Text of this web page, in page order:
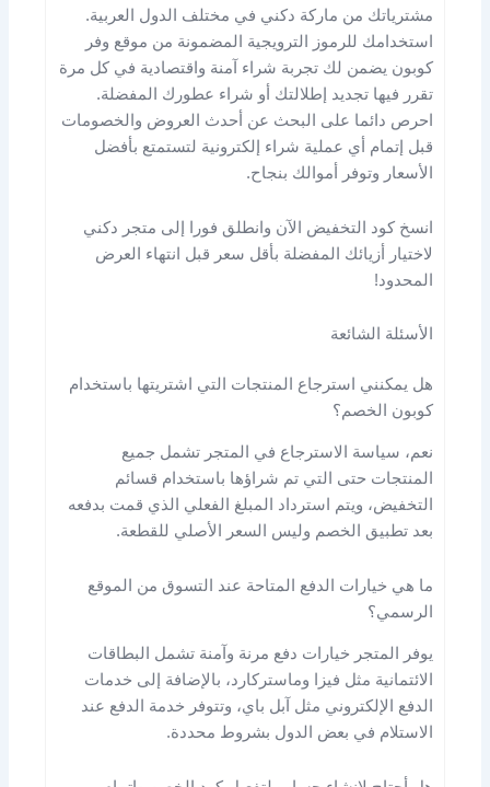
مشترياتك من ماركة دكني في مختلف الدول العربية.
استخدامك للرموز الترويجية المضمونة من موقع وفر
كوبون يضمن لك تجربة شراء آمنة واقتصادية في كل مرة
تقرر فيها تجديد إطلالتك أو شراء عطورك المفضلة.
احرص دائما على البحث عن أحدث العروض والخصومات
قبل إتمام أي عملية شراء إلكترونية لتستمتع بأفضل
الأسعار وتوفر أموالك بنجاح.
انسخ كود التخفيض الآن وانطلق فورا إلى متجر دكني
لاختيار أزيائك المفضلة بأقل سعر قبل انتهاء العرض
المحدود!
الأسئلة الشائعة
هل يمكنني استرجاع المنتجات التي اشتريتها باستخدام
كوبون الخصم؟
نعم، سياسة الاسترجاع في المتجر تشمل جميع
المنتجات حتى التي تم شراؤها باستخدام قسائم
التخفيض، ويتم استرداد المبلغ الفعلي الذي قمت بدفعه
بعد تطبيق الخصم وليس السعر الأصلي للقطعة.
ما هي خيارات الدفع المتاحة عند التسوق من الموقع
الرسمي؟
يوفر المتجر خيارات دفع مرنة وآمنة تشمل البطاقات
الائتمانية مثل فيزا وماستركارد، بالإضافة إلى خدمات
الدفع الإلكتروني مثل آبل باي، وتتوفر خدمة الدفع عند
الاستلام في بعض الدول بشروط محددة.